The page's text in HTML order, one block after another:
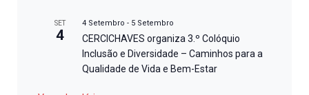
SET
4
4 Setembro - 5 Setembro
CERCICHAVES organiza 3.º Colóquio
Inclusão e Diversidade – Caminhos para a
Qualidade de Vida e Bem-Estar